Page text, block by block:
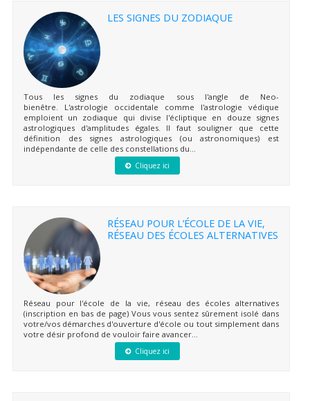
LES SIGNES DU ZODIAQUE
Tous les signes du zodiaque sous l'angle de Neo-
bienêtre. L'astrologie occidentale comme l'astrologie védique
emploient un zodiaque qui divise l'écliptique en douze signes
astrologiques d'amplitudes égales. Il faut souligner que cette
définition des signes astrologiques (ou astronomiques) est
indépendante de celle des constellations du...
Cliquez ici
RÉSEAU POUR L’ÉCOLE DE LA VIE,
RÉSEAU DES ÉCOLES ALTERNATIVES
Réseau pour l'école de la vie, réseau des écoles alternatives
(inscription en bas de page) Vous vous sentez sûrement isolé dans
votre/vos démarches d'ouverture d'école ou tout simplement dans
votre désir profond de vouloir faire avancer...
Cliquez ici